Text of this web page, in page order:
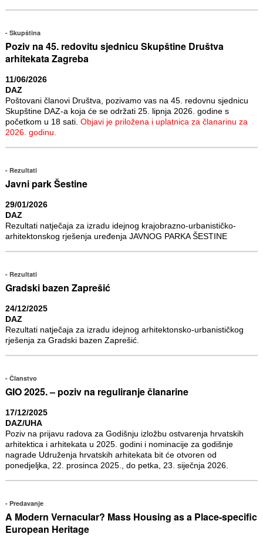
Skupština
Poziv na 45. redovitu sjednicu Skupštine Društva
arhitekata Zagreba
11/06/2026
DAZ
Poštovani članovi Društva, pozivamo vas na 45. redovnu sjednicu
Skupštine DAZ-a koja će se održati 25. lipnja 2026. godine s
početkom u 18 sati. Objavi je priložena i uplatnica za članarinu za
2026. godinu.
Rezultati
Javni park Šestine
29/01/2026
DAZ
Rezultati natječaja za izradu idejnog krajobrazno-urbanističko-
arhitektonskog rješenja uređenja JAVNOG PARKA ŠESTINE
Rezultati
Gradski bazen Zaprešić
24/12/2025
DAZ
Rezultati natječaja za izradu idejnog arhitektonsko-urbanističkog
rješenja za Gradski bazen Zaprešić.
Članstvo
GIO 2025. – poziv na reguliranje članarine
17/12/2025
DAZ/UHA
Poziv na prijavu radova za Godišnju izložbu ostvarenja hrvatskih
arhitektica i arhitekata u 2025. godini i nominacije za godišnje
nagrade Udruženja hrvatskih arhitekata bit će otvoren od
ponedjeljka, 22. prosinca 2025., do petka, 23. siječnja 2026.
Predavanje
A Modern Vernacular? Mass Housing as a Place-specific
European Heritage